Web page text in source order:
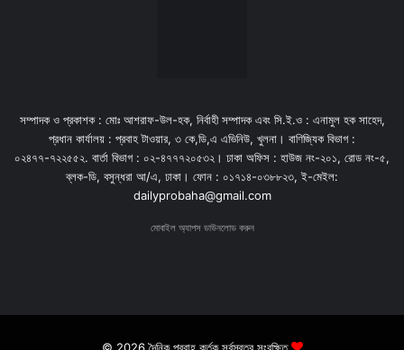
সম্পাদক ও প্রকাশক : মোঃ আশরাফ-উল-হক, নির্বাহী সম্পাদক এবং সি.ই.ও : এনামুল হক সাহেদ,
প্রধান কার্যালয় : প্রবাহ টাওয়ার, ৩ কে,ডি,এ এভিনিউ, খুলনা। বাণিজ্যিক বিভাগ :
০২৪৭৭-৭২২৫৫২. বার্তা বিভাগ : ০২-৪৭৭৭২০৫৩২। ঢাকা অফিস : হাউজ নং-২০১, রোড নং-৫,
ব্লক-ডি, বসুন্ধরা আ/এ, ঢাকা। ফোন : ০১৭১৪-০৩৮৮২৩, ই-মেইল:
dailyprobaha@gmail.com
মোবাইল অ্যাপস ডাউনলোড করুন
© 2026 দৈনিক প্রবাহ কর্তৃক সর্বস্বত্ব সংরক্ষিত